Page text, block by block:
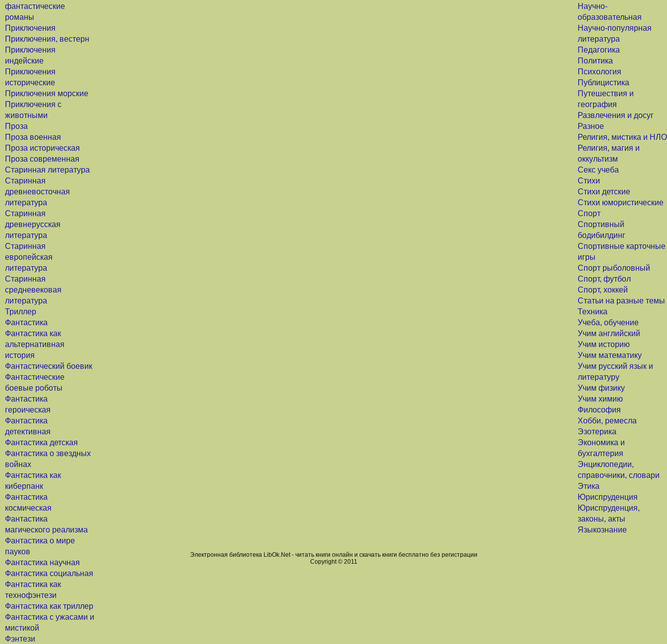
фантастические
романы
Приключения
Приключения, вестерн
Приключения
индейские
Приключения
исторические
Приключения морские
Приключения с
животными
Проза
Проза военная
Проза историческая
Проза современная
Старинная литература
Старинная
древневосточная
литература
Старинная
древнерусская
литература
Старинная
европейская
литература
Старинная
средневековая
литература
Триллер
Фантастика
Фантастика как
альтернативная
история
Фантастический боевик
Фантастические
боевые роботы
Фантастика
героическая
Фантастика
детективная
Фантастика детская
Фантастика о звездных
войнах
Фантастика как
киберпанк
Фантастика
космическая
Фантастика
магического реализма
Фантастика о мире
пауков
Фантастика научная
Фантастика социальная
Фантастика как
технофэнтези
Фантастика как триллер
Фантастика с ужасами и
мистикой
Фэнтези
Научно-
образовательная
Научно-популярная
литература
Педагогика
Политика
Психология
Публицистика
Путешествия и
география
Развлечения и досуг
Разное
Религия, мистика и НЛО
Религия, магия и
оккультизм
Секс учеба
Стихи
Стихи детские
Стихи юмористические
Спорт
Спортивный
бодибилдинг
Спортивные карточные
игры
Спорт рыболовный
Спорт, футбол
Спорт, хоккей
Статьи на разные темы
Техника
Учеба, обучение
Учим английский
Учим историю
Учим математику
Учим русский язык и
литературу
Учим физику
Учим химию
Философия
Хобби, ремесла
Эзотерика
Экономика и
бухгалтерия
Энциклопедии,
справочники, словари
Этика
Юриспруденция
Юриспруденция,
законы, акты
Языкознание
Электронная библиотека LibOk.Net - читать книги онлайн и скачать книги бесплатно без регистрации
Copyright © 2011